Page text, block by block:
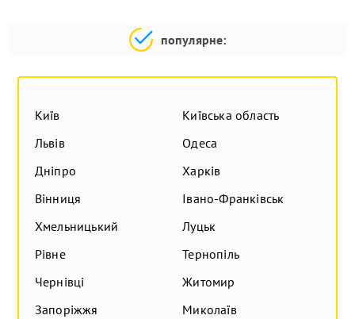
популярне:
Київ
Київська область
Львів
Одеса
Дніпро
Харків
Вінниця
Івано-Франківськ
Хмельницький
Луцьк
Рівне
Тернопіль
Чернівці
Житомир
Запоріжжя
Миколаїв